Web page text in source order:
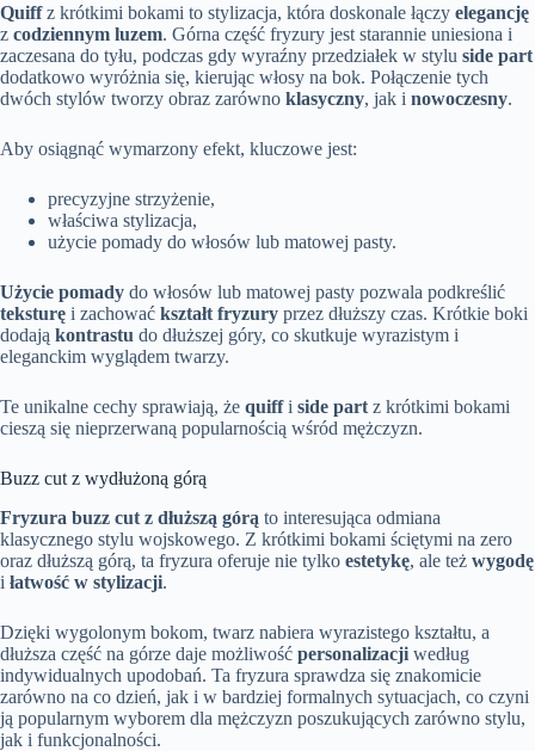
Quiffz krótkimi bokami to stylizacja, która doskonale łączy elegancję
z codziennym luzem. Górna część fryzury jest starannie uniesiona i
zaczesana do tyłu, podczas gdy wyraźny przedziałek w stylu side part
dodatkowo wyróżnia się, kierując włosy na bok. Połączenie tych
dwóch stylów tworzy obraz zarówno klasyczny, jak i nowoczesny.
Aby osiągnąć wymarzony efekt, kluczowe jest:
precyzyjne strzyżenie,
właściwa stylizacja,
użycie pomady do włosów lub matowej pasty.
Użycie pomady do włosów lub matowej pasty pozwala podkreślić
teksturę i zachować kształt fryzury przez dłuższy czas. Krótkie boki
dodają kontrastu do dłuższej góry, co skutkuje wyrazistym i
eleganckim wyglądem twarzy.
Te unikalne cechy sprawiają, że quiffi side part z krótkimi bokami
cieszą się nieprzerwaną popularnością wśród mężczyzn.
Buzz cut z wydłużoną górą
Fryzura buzz cut z dłuższą górą to interesująca odmiana
klasycznego stylu wojskowego. Z krótkimi bokami ściętymi na zero
oraz dłuższą górą, ta fryzura oferuje nie tylko estetykę, ale też wygodę
i łatwość w stylizacji.
Dzięki wygolonym bokom, twarz nabiera wyrazistego kształtu, a
dłuższa część na górze daje możliwość personalizacji według
indywidualnych upodobań. Ta fryzura sprawdza się znakomicie
zarówno na co dzień, jak i w bardziej formalnych sytuacjach, co czyni
ją popularnym wyborem dla mężczyzn poszukujących zarówno stylu,
jak i funkcjonalności.